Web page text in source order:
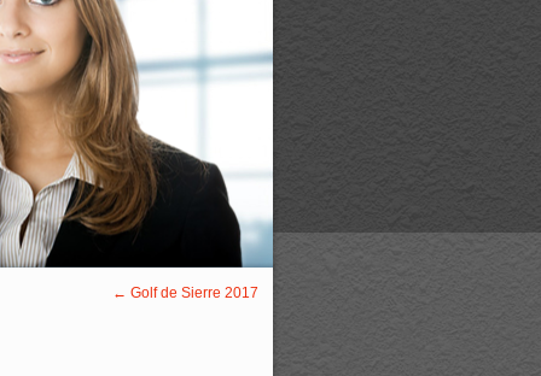
← Golf de Sierre 2017